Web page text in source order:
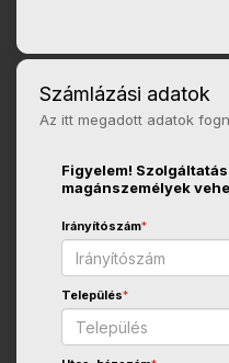
Számlázási adatok
Az itt megadott adatok
Figyelem!
magánszemélyek
Irányítószám*
Település*